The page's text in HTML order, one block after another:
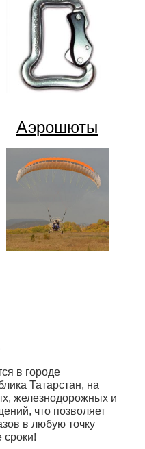
Аэрошюты
в городе
Татарстан, на
железнодорожных и
что позволяет
в любую точку